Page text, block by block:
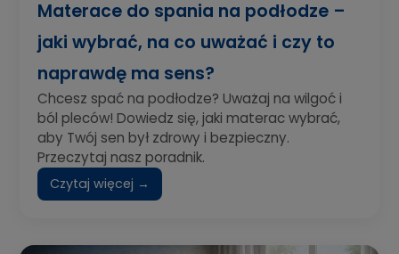
Materace do spania na podłodze –
jaki wybrać, na co uważać i czy to
naprawdę ma sens?
Chcesz spać na podłodze? Uważaj na wilgoć i
ból pleców! Dowiedz się, jaki materac wybrać,
aby Twój sen był zdrowy i bezpieczny.
Przeczytaj nasz poradnik.
Czytaj więcej →